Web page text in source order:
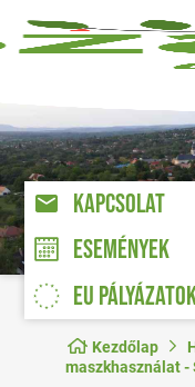
KAPCSOLAT
ESEMÉNYEK
EU
Kezdőlap
maszkhasználat